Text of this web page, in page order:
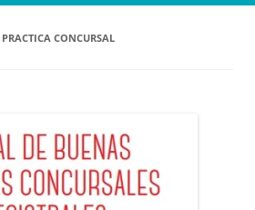
PRACTICA CONCURSAL